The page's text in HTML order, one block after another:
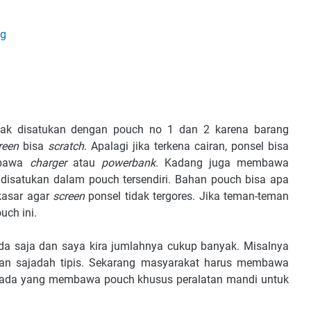
disatukan dengan pouch no 1 dan 2 karena barang
bisa scratch. Apalagi jika terkena cairan, ponsel bisa
chargeratau powerbank. Kadang juga membawa
dalam pouch tersendiri. Bahan pouch bisa apa
agar screenponsel tidak tergores. Jika teman-teman
ini.
saja dan saya kira jumlahnya cukup banyak. Misalnya
sajadah tipis. Sekarang masyarakat harus membawa
yang membawa pouch khusus peralatan mandi untuk